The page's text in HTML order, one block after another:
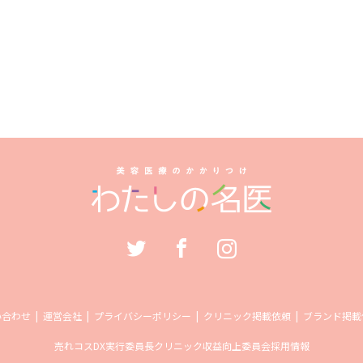
わせ 運営会社 プライバシーポリシー クリニック掲載依頼 ブランド掲
売れコスDX実行委員長クリニック収益向上委員会採用情報